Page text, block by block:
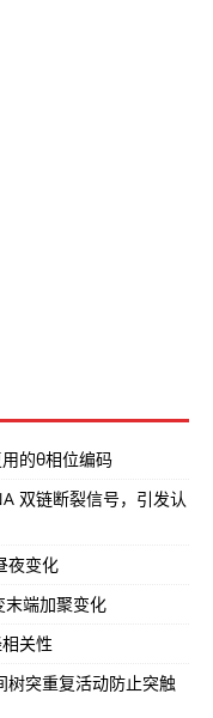
的θ相位编码
双链断裂信号，引发认
夜变化
末端加聚变化
关性
树突重复活动防止突触